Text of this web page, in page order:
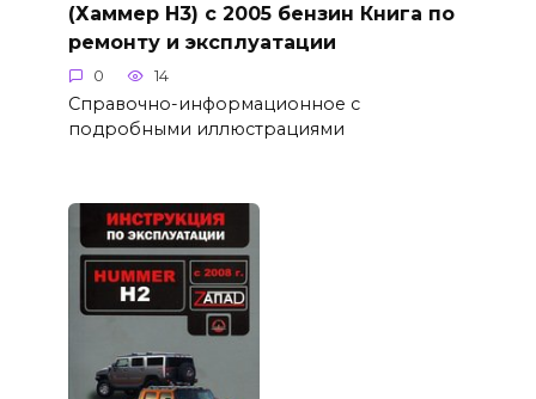
(Хаммер Н3) с 2005 бензин Книга по
ремонту и эксплуатации
0 14
Справочно-информационное с
подробными иллюстрациями